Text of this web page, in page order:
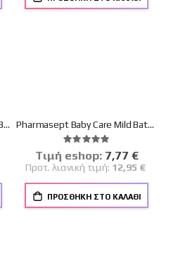
PHARMASEPT TOL VELVET BABY EXTRA CALM CREAM 150ml Pharmasept Baby Care Mild Bath Refill Ανταλλακτικό Βρεφικό Αφρόλουτρο 900ml
Βαθμολογία:
100%
Tιμή eshop: Ειδική
Τιμή
7,77 €
Προτ. λιανική τιμή: 12,95 €
ΠΡΟΣΘΉΚΗ ΣΤΟ ΚΑΛΆΘΙ